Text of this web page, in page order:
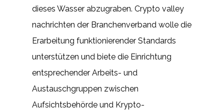
dieses Wasser abzugraben. Crypto valley
nachrichten der Branchenverband wolle die
Erarbeitung funktionierender Standards
unterstützen und biete die Einrichtung
entsprechender Arbeits- und
Austauschgruppen zwischen
Aufsichtsbehörde und Krypto-